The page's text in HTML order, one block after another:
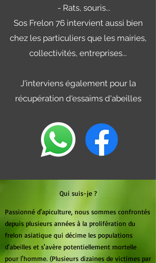
- Rats, souris...
Sos Frelon 76 intervient aussi bien
chez les particuliers que les mairies,
collectivités, entreprises...
J'interviens également pour la
récupération d'essaims d'abeilles
Qui suis-je ?
Passionné d'apiculture, nous sommes confrontés
depuis plusieurs années à la prolifération du
frelon asiatique qui décime les populations
d'abeilles et s'avère potentiellement mortelle
pour l'homme. (Plusieurs dizaines de victimes par